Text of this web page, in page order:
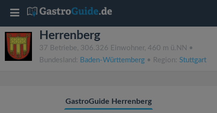
Herrenberg
37 Betriebe, 306.326 Einwohner, 460 m ü.NN •
Bundesland: Baden-Württemberg • Region: Stuttgart
GastroGuide Herrenberg
T
o
g